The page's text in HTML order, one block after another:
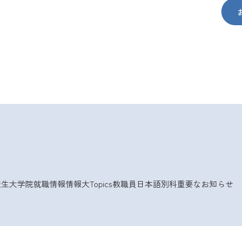
大学院就職情報情報大Topics教職員 日本語別科重要なお知らせ